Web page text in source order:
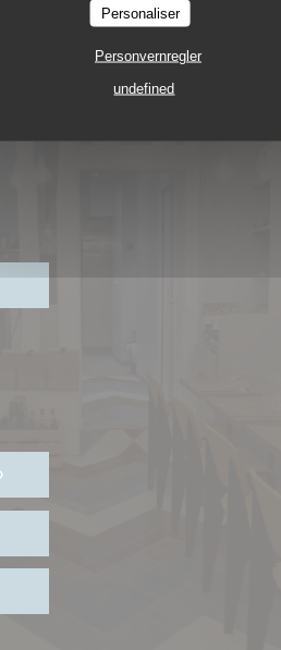
Personaliser
Personvernregler
undefined
75004 PARIS((åpner i et nytt vindu))